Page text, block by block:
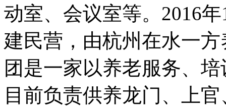
动室、会议室等。2016
建民营，由杭州在水一
团是一家以养老服务、
目前负责供养龙门、上